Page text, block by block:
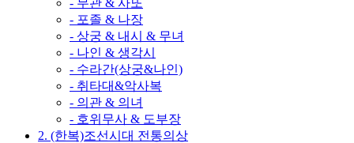
- 무관 & 사또
- 포졸 & 나장
- 상궁 & 내시 & 무녀
- 나인 & 생각시
- 수라간(상궁&나인)
- 취타대&악사복
- 의관 & 의녀
- 호위무사 & 도부장
2. (한복)조선시대 전통의상